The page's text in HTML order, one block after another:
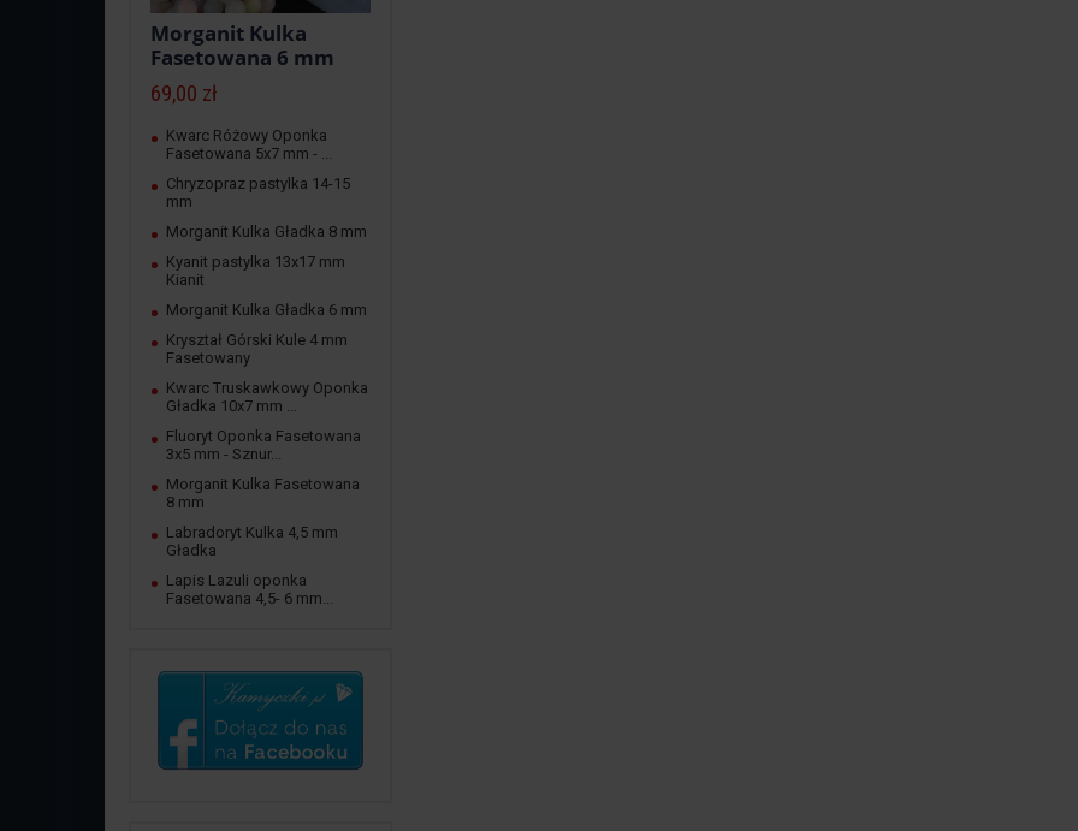
Morganit Kulka
Fasetowana 6 mm
69,00 zł
Kwarc Różowy Oponka
Fasetowana 5x7 mm - ...
Chryzopraz pastylka 14-15
mm
Morganit Kulka Gładka 8 mm
Kyanit pastylka 13x17 mm
Kianit
Morganit Kulka Gładka 6 mm
Kryształ Górski Kule 4 mm
Fasetowany
Kwarc Truskawkowy Oponka
Gładka 10x7 mm ...
Fluoryt Oponka Fasetowana
3x5 mm - Sznur...
Morganit Kulka Fasetowana
8 mm
Labradoryt Kulka 4,5 mm
Gładka
Lapis Lazuli oponka
Fasetowana 4,5- 6 mm...